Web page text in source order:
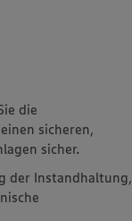
die
sicheren,
sicher.
der Instandhaltung,